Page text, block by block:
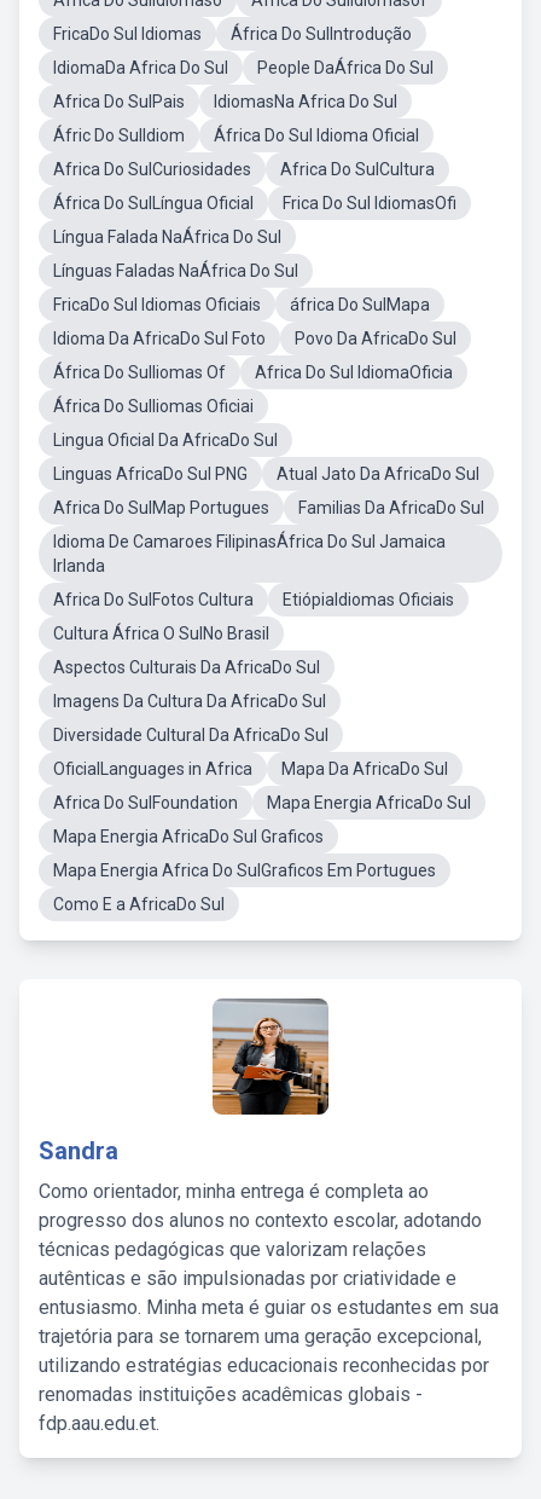
FricaDo Sul Idiomas
África Do SulIntrodução
IdiomaDa Africa Do Sul
People DaÁfrica Do Sul
Africa Do SulPais
IdiomasNa Africa Do Sul
Áfric Do SulIdiom
África Do Sul Idioma Oficial
Africa Do SulCuriosidades
Africa Do SulCultura
África Do SulLíngua Oficial
Frica Do Sul IdiomasOfi
Língua Falada NaÁfrica Do Sul
Línguas Faladas NaÁfrica Do Sul
FricaDo Sul Idiomas Oficiais
áfrica Do SulMapa
Idioma Da AfricaDo Sul Foto
Povo Da AfricaDo Sul
África Do SulIiomas Of
Africa Do Sul IdiomaOficia
África Do SulIiomas Oficiai
Lingua Oficial Da AfricaDo Sul
Linguas AfricaDo Sul PNG
Atual Jato Da AfricaDo Sul
Africa Do SulMap Portugues
Familias Da AfricaDo Sul
Idioma De Camaroes FilipinasÁfrica Do Sul Jamaica
Irlanda
Africa Do SulFotos Cultura
EtiópiaIdiomas Oficiais
Cultura África O SulNo Brasil
Aspectos Culturais Da AfricaDo Sul
Imagens Da Cultura Da AfricaDo Sul
Diversidade Cultural Da AfricaDo Sul
OficialLanguages in Africa
Mapa Da AfricaDo Sul
Africa Do SulFoundation
Mapa Energia AfricaDo Sul
Mapa Energia AfricaDo Sul Graficos
Mapa Energia Africa Do SulGraficos Em Portugues
Como E a AfricaDo Sul
Sandra
Como orientador, minha entrega é completa ao
progresso dos alunos no contexto escolar, adotando
técnicas pedagógicas que valorizam relações
autênticas e são impulsionadas por criatividade e
entusiasmo. Minha meta é guiar os estudantes em sua
trajetória para se tornarem uma geração excepcional,
utilizando estratégias educacionais reconhecidas por
renomadas instituições acadêmicas globais -
fdp.aau.edu.et.